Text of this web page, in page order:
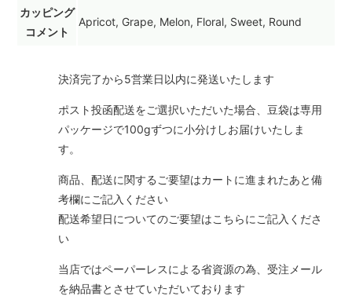
カッピング
コメント
Apricot, Grape, Melon, Floral, Sweet, Round
決済完了から5営業日以内に発送いたします
ポスト投函配送をご選択いただいた場合、豆袋は専用
パッケージで100gずつに小分けしお届けいたしま
す。
商品、配送に関するご要望はカートに進まれたあと備
考欄にご記入ください
配送希望日についてのご要望はこちらにご記入くださ
い
当店ではペーパーレスによる省資源の為、受注メール
を納品書とさせていただいております